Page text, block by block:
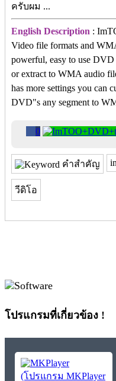
ครับผม ...
English Description :
Video file formats and
powerful, easy to use
or extract to WMA audio
has more settings you can
DVD"s any segment to
0
คำสำคัญ
วีดิโอ
โปรแกรมที่เกี่ยวข้อง !